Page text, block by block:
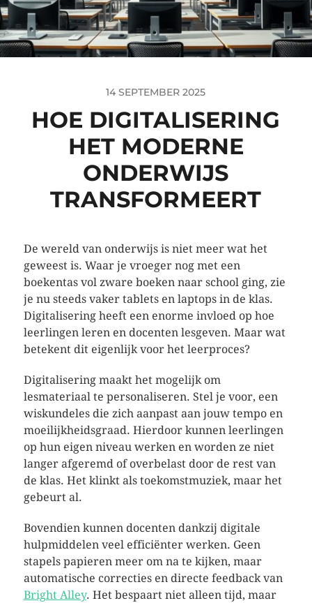
14 SEPTEMBER 2025
HOE DIGITALISERING
HET MODERNE
ONDERWIJS
TRANSFORMEERT
De wereld van onderwijs is niet meer wat het
geweest is. Waar je vroeger nog met een
boekentas vol zware boeken naar school ging, zie
je nu steeds vaker tablets en laptops in de klas.
Digitalisering heeft een enorme invloed op hoe
leerlingen leren en docenten lesgeven. Maar wat
betekent dit eigenlijk voor het leerproces?
Digitalisering maakt het mogelijk om
lesmateriaal te personaliseren. Stel je voor, een
wiskundeles die zich aanpast aan jouw tempo en
moeilijkheidsgraad. Hierdoor kunnen leerlingen
op hun eigen niveau werken en worden ze niet
langer afgeremd of overbelast door de rest van
de klas. Het klinkt als toekomstmuziek, maar het
gebeurt al.
Bovendien kunnen docenten dankzij digitale
hulpmiddelen veel efficiënter werken. Geen
stapels papieren meer om na te kijken, maar
automatische correcties en directe feedback van
Bright Alley. Het bespaart niet alleen tijd, maar